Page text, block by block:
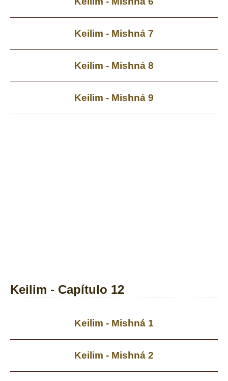
Keilim - Mishná 7
Keilim - Mishná 8
Keilim - Mishná 9
Keilim - Capítulo 12
Keilim - Mishná 1
Keilim - Mishná 2